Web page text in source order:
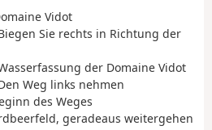
Vidot
Sie rechts in Richtung der
der Domaine Vidot
Weg links nehmen
des Weges
geradeaus weitergehen